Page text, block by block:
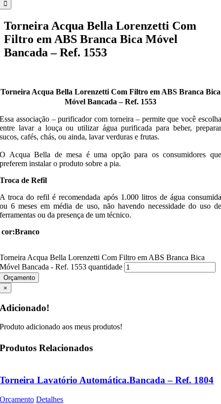
Torneira Acqua Bella Lorenzetti Com
Filtro em ABS Branca Bica Móvel
Bancada – Ref. 1553
Torneira Acqua Bella Lorenzetti Com Filtro em ABS Branca Bica
Móvel Bancada – Ref. 1553
Essa associação – purificador com torneira – permite que você escolha
entre lavar a louça ou utilizar água purificada para beber, preparar
sucos, cafés, chás, ou ainda, lavar verduras e frutas.
O Acqua Bella de mesa é uma opção para os consumidores que
preferem instalar o produto sobre a pia.
Troca de Refil
A troca do refil é recomendada após 1.000 litros de água consumida
ou 6 meses em média de uso, não havendo necessidade do uso de
ferramentas ou da presença de um técnico.
cor:Branco
Torneira Acqua Bella Lorenzetti Com Filtro em ABS Branca Bica
Móvel Bancada - Ref. 1553 quantidade
Orçamento
×
Adicionado!
Produto adicionado aos meus produtos!
Produtos Relacionados
Torneira Lavatório Automática.Bancada – Ref. 1804
Orçamento Detalhes